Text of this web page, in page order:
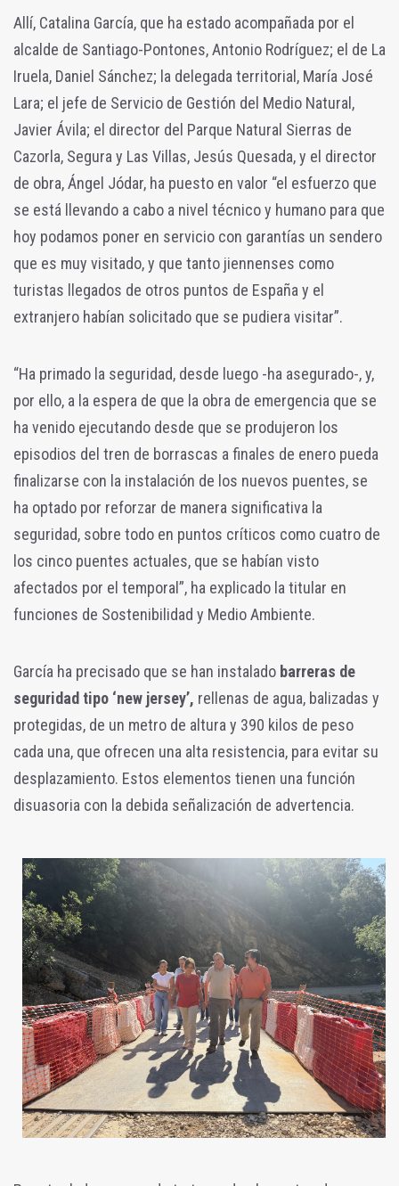
Allí, Catalina García, que ha estado acompañada por el
alcalde de Santiago-Pontones, Antonio Rodríguez; el de La
Iruela, Daniel Sánchez; la delegada territorial, María José
Lara; el jefe de Servicio de Gestión del Medio Natural,
Javier Ávila; el director del Parque Natural Sierras de
Cazorla, Segura y Las Villas, Jesús Quesada, y el director
de obra, Ángel Jódar, ha puesto en valor “el esfuerzo que
se está llevando a cabo a nivel técnico y humano para que
hoy podamos poner en servicio con garantías un sendero
que es muy visitado, y que tanto jiennenses como
turistas llegados de otros puntos de España y el
extranjero habían solicitado que se pudiera visitar”.
“Ha primado la seguridad, desde luego -ha asegurado-, y,
por ello, a la espera de que la obra de emergencia que se
ha venido ejecutando desde que se produjeron los
episodios del tren de borrascas a finales de enero pueda
finalizarse con la instalación de los nuevos puentes, se
ha optado por reforzar de manera significativa la
seguridad, sobre todo en puntos críticos como cuatro de
los cinco puentes actuales, que se habían visto
afectados por el temporal”, ha explicado la titular en
funciones de Sostenibilidad y Medio Ambiente.
García ha precisado que se han instalado barreras de
seguridad tipo ‘new jersey’, rellenas de agua, balizadas y
protegidas, de un metro de altura y 390 kilos de peso
cada una, que ofrecen una alta resistencia, para evitar su
desplazamiento. Estos elementos tienen una función
disuasoria con la debida señalización de advertencia.